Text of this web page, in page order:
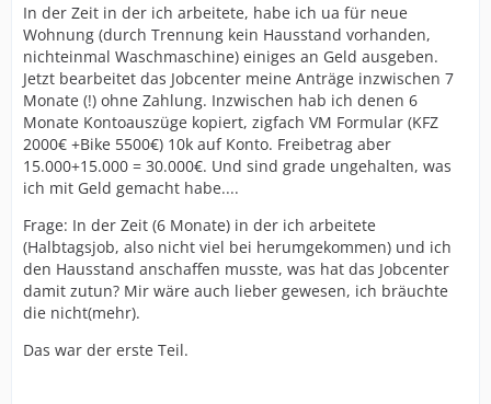
In der Zeit in der ich arbeitete, habe ich ua für neue
Wohnung (durch Trennung kein Hausstand vorhanden,
nichteinmal Waschmaschine) einiges an Geld ausgeben.
Jetzt bearbeitet das Jobcenter meine Anträge inzwischen 7
Monate (!) ohne Zahlung. Inzwischen hab ich denen 6
Monate Kontoauszüge kopiert, zigfach VM Formular (KFZ
2000€ +Bike 5500€) 10k auf Konto. Freibetrag aber
15.000+15.000 = 30.000€. Und sind grade ungehalten, was
ich mit Geld gemacht habe....
Frage: In der Zeit (6 Monate) in der ich arbeitete
(Halbtagsjob, also nicht viel bei herumgekommen) und ich
den Hausstand anschaffen musste, was hat das Jobcenter
damit zutun? Mir wäre auch lieber gewesen, ich bräuchte
die nicht(mehr).
Das war der erste Teil.